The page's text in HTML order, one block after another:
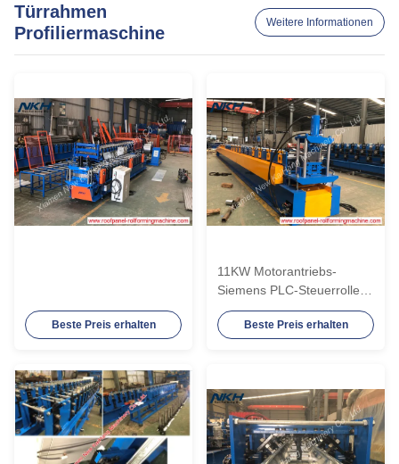
Türrahmen
Profiliermaschine
Weitere Informationen
Beste Preis erhalten
11KW Motorantriebs-
Siemens PLC-Steuerrolle,
die Maschine bildet
Beste Preis erhalten